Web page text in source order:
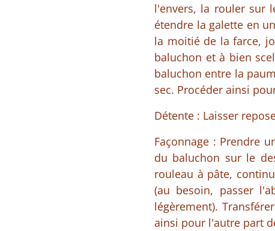
l'envers, la rouler sur
étendre la galette en
la moitié de la farce,
baluchon et à bien
baluchon entre la
sec. Procéder ainsi
Détente : Laisser
Façonnage : Prendre
du baluchon sur le
rouleau à pâte,
(au besoin, passer
légèrement).
ainsi pour l'autre part